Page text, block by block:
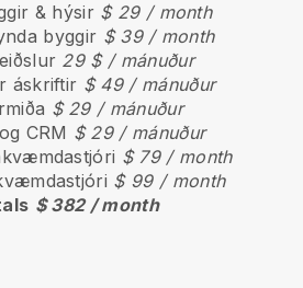
& hýsir $ 29 / month
byggir $ 39 / month
29 $ / mánuður
áskriftir $ 49 / mánuður
$ 29 / mánuður
CRM $ 29 / mánuður
$ 79 / month
$ 99 / month
$ 382 / month